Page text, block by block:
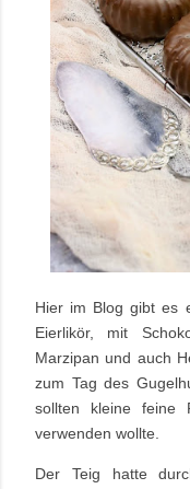
Hier im Blog gibt es
Eierlikör, mit
Marzipan und auch
zum Tag des
sollten kleine feine
verwenden wollte.
Der Teig hatte